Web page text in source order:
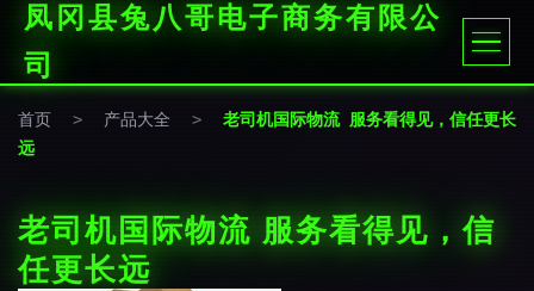
凤冈县兔八哥电子商务有限公
司
首页 > 产品大全 >
老司机国际物流 服务看得见，信任更长
远
老司机国际物流 服务看得见，信
任更长远